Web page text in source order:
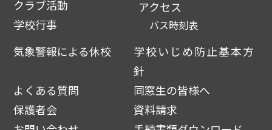
クラブ活動
学校行事
アクセス
バス時刻表
気象警報による休校
学校いじめ防止基本方
針
よくある質問
同窓生の皆様へ
保護者会
資料請求